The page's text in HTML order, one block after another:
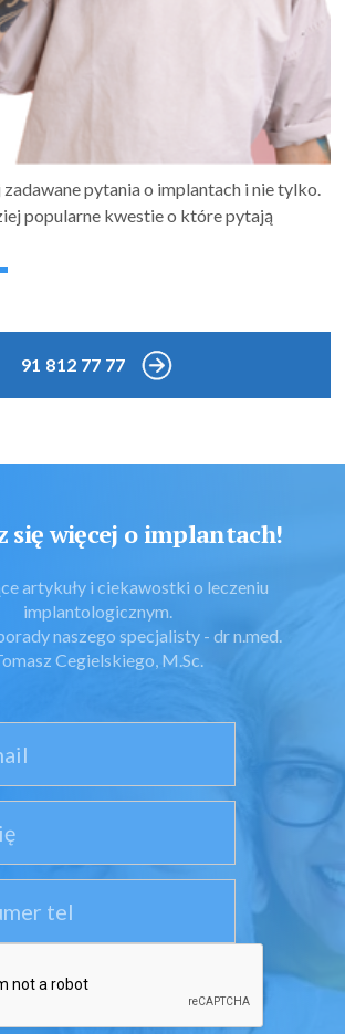
pytania o implantach i nie tylko.
popularne kwestie o które pytają
91 812 77 77
się więcej o implantach!
artykuły i ciekawostki o leczeniu
implantologicznym.
naszego specjalisty - dr n.med.
Cegielskiego, M.Sc.